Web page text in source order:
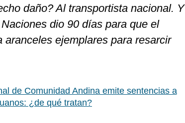
daño? Al transportista nacional. Y
dio 90 días para que el
aranceles ejemplares para resarcir
de Comunidad Andina emite sentencias a
¿de qué tratan?